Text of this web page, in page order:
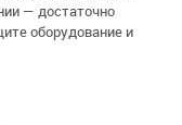
— достаточно
оборудование и